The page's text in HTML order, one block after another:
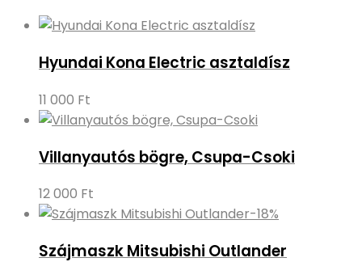
Hyundai Kona Electric asztaldísz
11 000 Ft
Villanyautós bögre, Csupa-Csoki
12 000 Ft
-18%
Szájmaszk Mitsubishi Outlander